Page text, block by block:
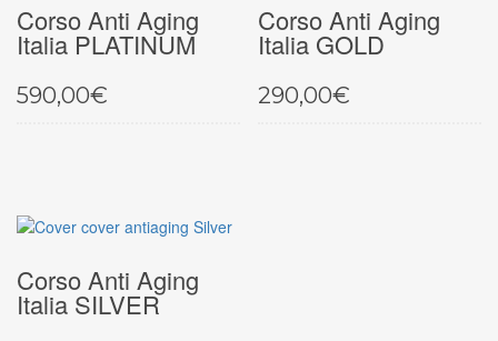
Corso Anti Aging
Italia PLATINUM
590,00€
Corso Anti Aging
Italia GOLD
290,00€
Corso Anti Aging
Italia SILVER